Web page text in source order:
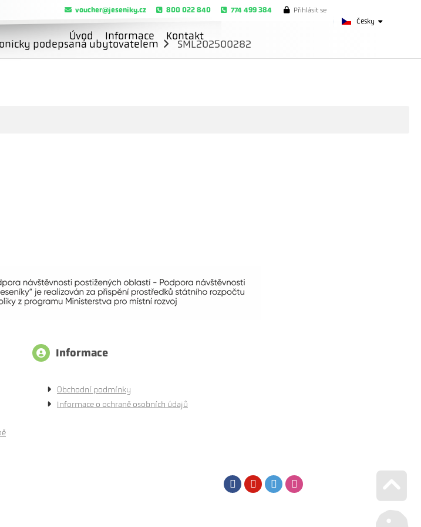
Česky
voucher@jeseniky.cz 800 022 840 774 499 384 Přihlásit se
Úvod Informace Kontakt
podepsaná ubytovatelem SML202500282
Informace
Obchodní podmínky
Informace o ochraně osobních údajů
FacebookYoutubeTwitter
Go